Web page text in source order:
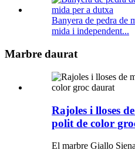
Banyera de pedra de
mida i independent...
Marbre daurat
Rajoles i lloses
polit de color
El marbre Giallo